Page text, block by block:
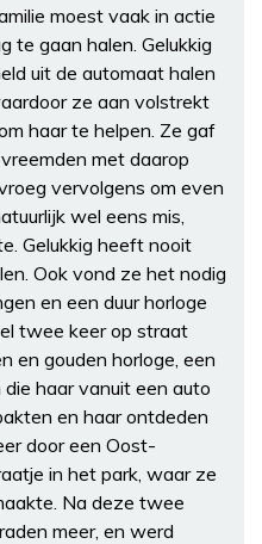
moest vaak in actie
te gaan halen. Gelukkig
uit de automaat halen
ze aan volstrekt
haar te helpen. Ze gaf
met daarop
vervolgens om even
wel eens mis,
Gelukkig heeft nooit
Ook vond ze het nodig
en een duur horloge
twee keer op straat
en gouden horloge, een
haar vanuit een auto
en haar ontdeden
door een Oost-
in het park, waar ze
Na deze twee
meer, en werd